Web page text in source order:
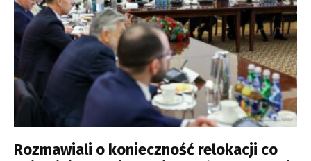
Rozmawiali o konieczność relokacji co